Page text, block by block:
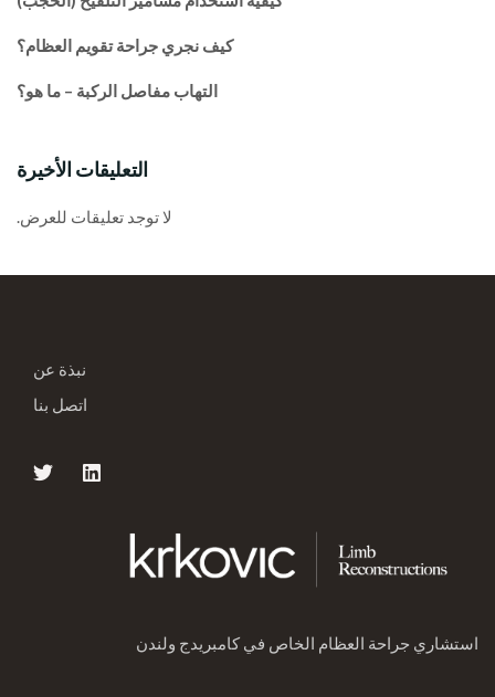
كيف نجري جراحة تقويم العظام؟
التهاب مفاصل الركبة – ما هو؟
التعليقات الأخيرة
لا توجد تعليقات للعرض.
نبذة عن
اتصل بنا
استشاري جراحة العظام الخاص في كامبريدج ولندن